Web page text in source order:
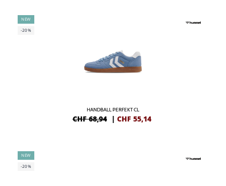
NEW
-20%
HANDBALL PERFEKT CL
CHF 68,94 | CHF 55,14
NEW
-20%